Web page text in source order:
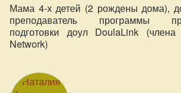
Мама 4-х детей (2 рождены дома),
преподаватель программы
подготовки доул DoulaLink
Network)